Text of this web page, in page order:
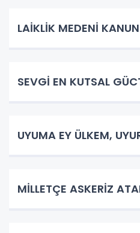
LAİKLİK MEDENİ
SEVGİ EN KUTSAL
UYUMA EY ÜLKEM,
​MİLLETÇE